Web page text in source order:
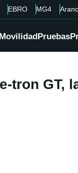
EBRO MG4
MovilidadPruebas
tron GT,